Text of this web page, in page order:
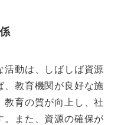
活動は、しばしば資源
、教育機関が良好な施
育の質が向上し、社
。また、資源の確保が